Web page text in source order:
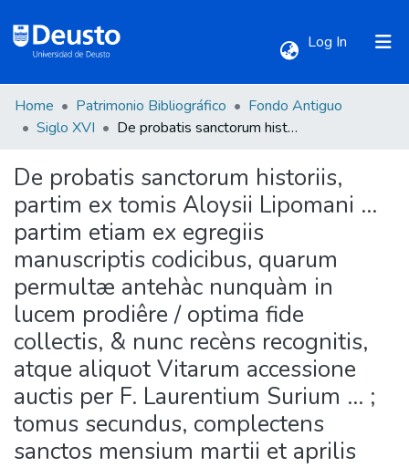
Log In (current)
Communities & Collections
All of DSpace
Statistics
Home Patrimonio Bibliográfico
Fondo Antiguo
Siglo XVI
De probatis sanctorum historiis, partim ex tomis Aloysii Lipomani ... partim etiam ex egregiis manuscriptis codicibus, quarum permultæ antehàc nunquàm in lucem prodiêre / optima fide collectis, & nunc recèns recognitis, atque aliquot Vitarum accessione auctis per F. Laurentium Surium ... ; tomus secundus, complectens sanctos mensium martii et aprilis
De probatis sanctorum historiis,
partim ex tomis Aloysii Lipomani ...
partim etiam ex egregiis
manuscriptis codicibus, quarum
permultæ antehàc nunquàm in
lucem prodiêre / optima fide
collectis, & nunc recèns recognitis,
atque aliquot Vitarum accessione
auctis per F. Laurentium Surium ... ;
tomus secundus, complectens
sanctos mensium martii et aprilis